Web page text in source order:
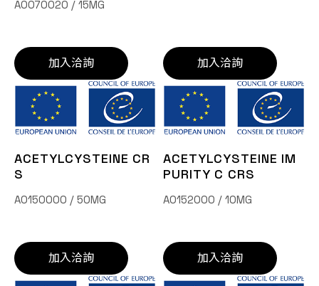
A0070020 / 15MG
加入洽詢 加入洽詢
ACETYLCYSTEINE CR
S
A0150000 / 50MG
加入洽詢
ACETYLCYSTEINE IM
PURITY C CRS
A0152000 / 10MG
加入洽詢